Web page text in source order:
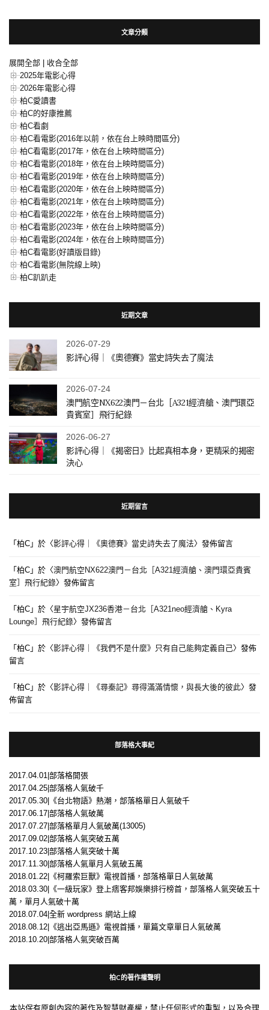
文章分類
展開全部 | 收合全部
2025年電影心得
2026年電影心得
柏C愛讀書
柏C的好康推薦
柏C看劇
柏C看電影(2016年以前，依在台上映時間區分)
柏C看電影(2017年，依在台上映時間區分)
柏C看電影(2018年，依在台上映時間區分)
柏C看電影(2019年，依在台上映時間區分)
柏C看電影(2020年，依在台上映時間區分)
柏C看電影(2021年，依在台上映時間區分)
柏C看電影(2022年，依在台上映時間區分)
柏C看電影(2023年，依在台上映時間區分)
柏C看電影(2024年，依在台上映時間區分)
柏C看電影(好讀版目錄)
柏C看電影(無院線上映)
柏C趴趴走
近期文章
2026-07-29
影評心得｜《奧德賽》當史詩失去了魔法
2026-07-24
澳門航空NX622澳門－台北［A321經濟艙、澳門環亞
貴賓室］飛行紀錄
2026-06-27
影評心得｜《揭密日》比起真相本身，更精采的揭密
決心
近期留言
「柏C 」於〈影評心得｜《奧德賽》當史詩失去了魔法〉發佈留言
「柏C 」於〈澳門航空NX622澳門－台北［A321經濟艙、澳門環亞貴賓
室］飛行紀錄〉發佈留言
「柏C 」於〈星宇航空JX236香港－台北［A321neo經濟艙、Kyra
Lounge］飛行紀錄〉發佈留言
「柏C 」於〈影評心得｜《我們不是什麼》只有自己能夠定義自己〉發佈
留言
「柏C 」於〈影評心得｜《尋秦記》尋得滿滿情懷，與長大後的彼此〉發
佈留言
部落格大事紀
2017.04.01|部落格開張
2017.04.25|部落格人氣破千
2017.05.30|《台北物語》熱潮，部落格單日人氣破千
2017.06.17|部落格人氣破萬
2017.07.27|部落格單月人氣破萬(13005)
2017.09.02|部落格人氣突破五萬
2017.10.23|部落格人氣突破十萬
2017.11.30|部落格人氣單月人氣破五萬
2018.01.22|《柯羅索巨獸》電視首播，部落格單日人氣破萬
2018.03.30|《一級玩家》登上痞客邦娛樂排行榜首，部落格人氣突破五十
萬，單月人氣破十萬
2018.07.04|全新 wordpress 網站上線
2018.08.12|《逃出亞馬遜》電視首播，單篇文章單日人氣破萬
2018.10.20|部落格人氣突破百萬
柏C的著作權聲明
本站保有原創內容的著作及智慧財產權，禁止任何形式的重製，以及合理